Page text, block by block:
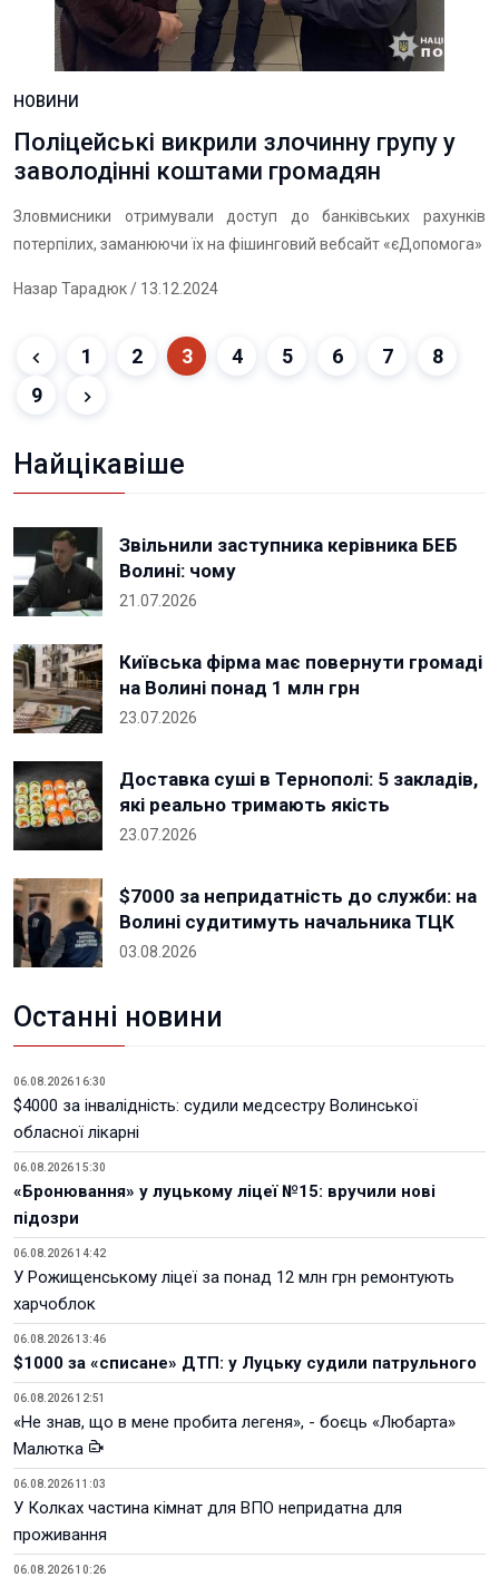
НОВИНИ
Поліцейські викрили злочинну групу у
заволодінні коштами громадян
Зловмисники отримували доступ до банківських рахунків
потерпілих, заманюючи їх на фішинговий вебсайт «єДопомога»
Назар Тарадюк/ 13.12.2024
1 2 3 4 5 6 7
8
9
Найцікавіше
Звільнили заступника керівника БЕБ
Волині: чому
21.07.2026
Київська фірма має повернути громаді
на Волині понад 1 млн грн
23.07.2026
Доставка суші в Тернополі: 5 закладів,
які реально тримають якість
23.07.2026
$7000 за непридатність до служби: на
Волині судитимуть начальника ТЦК
03.08.2026
Останні новини
06.08.2026 16:30
$4000 за інвалідність: судили медсестру Волинської
обласної лікарні
06.08.2026 15:30
«Бронювання» у луцькому ліцеї №15: вручили нові
підозри
06.08.2026 14:42
У Рожищенському ліцеї за понад 12 млн грн ремонтують
харчоблок
06.08.2026 13:46
$1000 за «списане» ДТП: у Луцьку судили патрульного
06.08.2026 12:51
«Не знав, що в мене пробита легеня», - боєць «Любарта»
Малютка
06.08.2026 11:03
У Колках частина кімнат для ВПО непридатна для
проживання
06.08.2026 10:26